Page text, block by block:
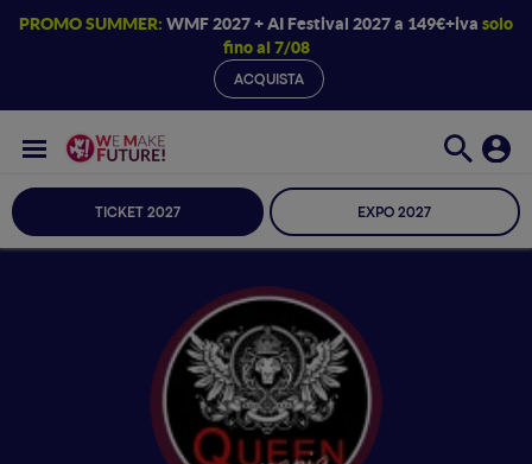
PROMO SUMMER: WMF 2027 + AI Festival 2027 a 149€+iva solo
fino al 7/08
ACQUISTA
TICKET 2027 EXPO 2027